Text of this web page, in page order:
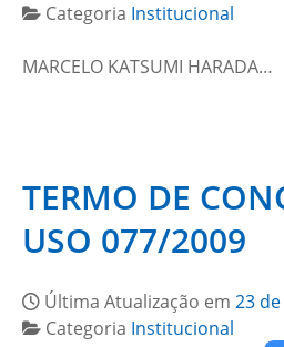
Categoria Institucional
MARCELO KATSUMI HARADA…
TERMO DE
USO 077/2009
Última Atualização em 23
Categoria Institucional